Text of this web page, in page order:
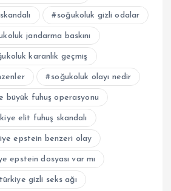
soğukoluk gizli odalar
jandarma baskını
karanlık geçmiş
soğukoluk olayı nedir
büyük fuhuş operasyonu
elit fuhuş skandalı
epstein benzeri olay
epstein dosyası var mı
türkiye gizli seks ağı